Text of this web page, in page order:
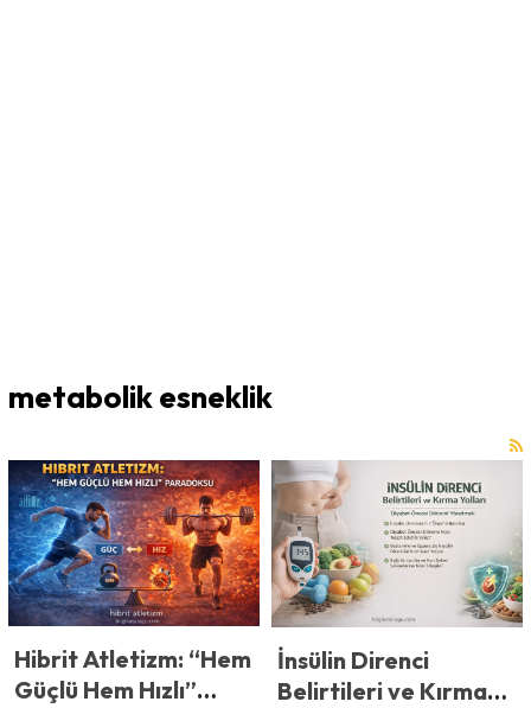
metabolik esneklik
Hibrit Atletizm: “Hem
Güçlü Hem Hızlı”
İnsülin Direnci
Belirtileri ve Kırma